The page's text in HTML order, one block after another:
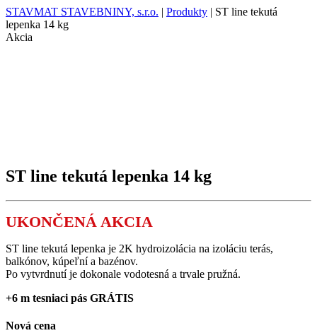
STAVMAT STAVEBNINY, s.r.o. | Produkty | ST line tekutá
lepenka 14 kg
Akcia
ST line tekutá lepenka 14 kg
UKONČENÁ AKCIA
ST line tekutá lepenka je 2K hydroizolácia na izoláciu terás,
balkónov, kúpeľní a bazénov.
Po vytvrdnutí je dokonale vodotesná a trvale pružná.
+6 m tesniaci pás GRÁTIS
Nová cena